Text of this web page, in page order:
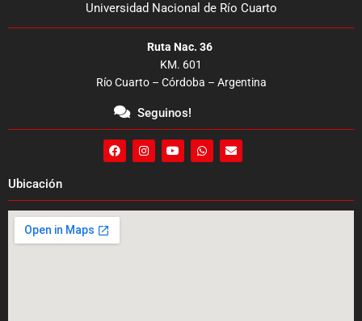
Ubicación
Universidad Nacional de Río Cuarto
Ruta Nac. 36
KM. 601
Río Cuarto – Córdoba – Argentina
Seguinos!
F
a
o
o
I
n
g
r
Y
o
b
e
W
h
a
p
E
n
o
p